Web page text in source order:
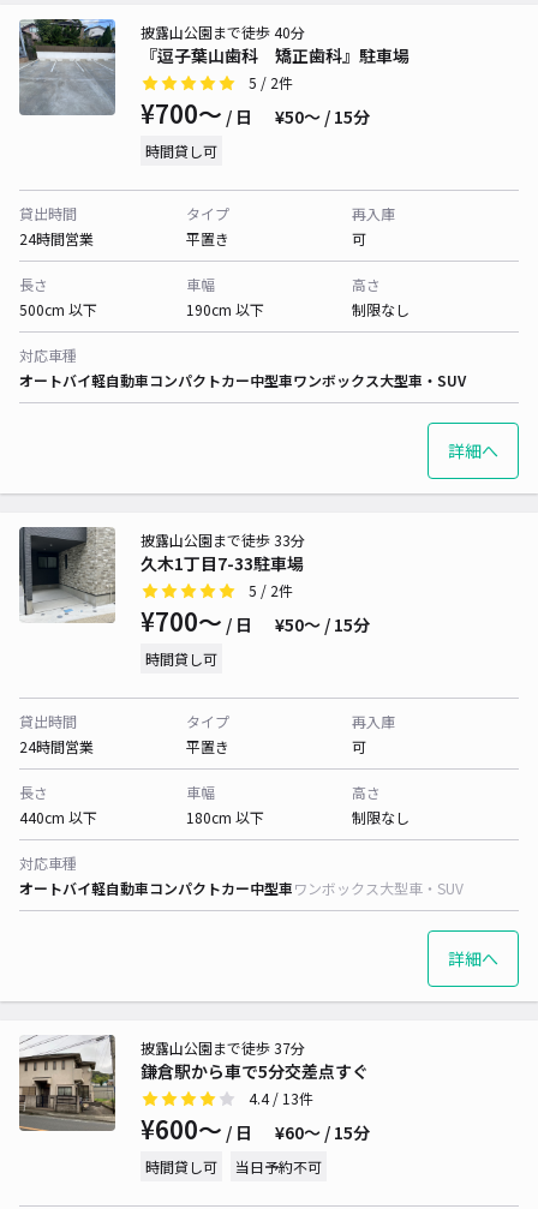
『逗子葉山歯科 矯正歯科』駐車場
披露山公園まで徒歩 40分
5 / 2件
¥700〜 / 日 ¥50〜 / 15分
時間貸し可
貸出時間
24時間営業
タイプ
平置き
再入庫
可
長さ
500cm 以下
車幅
190cm 以下
高さ
制限なし
対応車種
オートバイ軽自動車コンパクトカー中型車ワンボックス大型車・SUV
詳細へ
久木1丁目7-33駐車場
披露山公園まで徒歩 33分
5 / 2件
¥700〜 / 日 ¥50〜 / 15分
時間貸し可
貸出時間
24時間営業
タイプ
平置き
再入庫
可
長さ
440cm 以下
車幅
180cm 以下
高さ
制限なし
対応車種
オートバイ軽自動車コンパクトカー中型車ワンボックス大型車・SUV
詳細へ
鎌倉駅から車で5分交差点すぐ
披露山公園まで徒歩 37分
4.4/ 13件
¥600〜 / 日 ¥60〜 / 15分
時間貸し可 当日予約不可